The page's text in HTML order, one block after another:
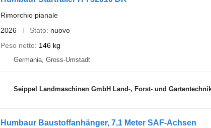
Rimorchio pianale
2026
Stato
nuovo
Peso netto
146 kg
Germania, Gross-Umstadt
Seippel Landmaschinen GmbH Land-, Forst- und
Humbaur Baustoffanhänger, 7,1 Meter SAF-Achsen